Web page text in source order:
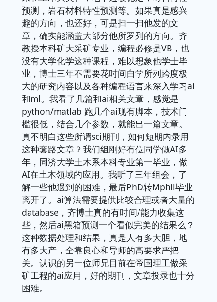
预测，岩石材料特性预测等。如果真是感兴
趣的方向，也还好，可是扫一扫他发的文
章，确实能涵盖大部分他所罗列的方向。齐
教授本科矿大采矿专业，编程必修是VB，也
没有大学化学这种课程，难以想象他学士毕
业，博士三年不需要花时间自学所列跨度极
大的研究内容以及各种编程语言来深入学习ai
和ml。我看了几篇和ai相关文章，感觉是
python/matlab 跑几个ai现有脚本，技术门
槛很低，结合几个参数，就能出一篇文章。
真不明白这些所谓sci期刊，如何短期内录用
这种套路文章？我们组刚好有位同学做AI多
年，同济大学土木系本科专业第一毕业，做
AI在土木领域的应用。我听了三年组会，了
解一些他遇到的困难，最后PhD转Mphil毕业
离开了。ai算法需要提供比较合理或者大量的
database，齐博士真的有时间/能力收集这
些，然后ai黑箱预测一个看似完美的结果么？
这种数据处理和结果，真是人有多大胆，地
有多大产，全靠良心和导师的高要求严把
关。认识的另一位师兄目前在帝国理工做采
矿工程的ai应用，好的期刊，文章投录也十分
困难。